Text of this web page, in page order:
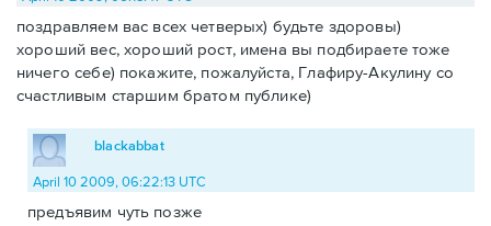
поздравляем вас всех четверых) будьте здоровы)
хороший вес, хороший рост, имена вы подбираете тоже
ничего себе) покажите, пожалуйста, Глафиру-Акулину со
счастливым старшим братом публике)
blackabbat
April 10 2009, 06:22:13 UTC
предъявим чуть позже